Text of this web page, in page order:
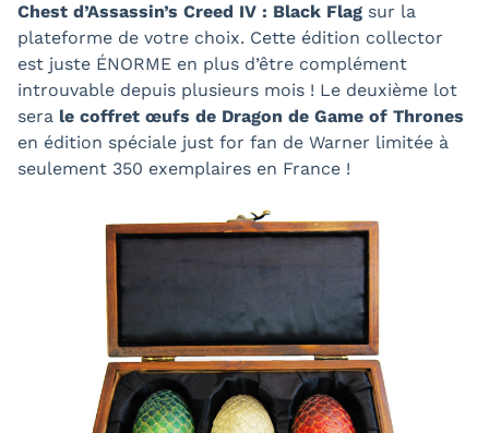
Chest d’Assassin’s Creed IV : Black Flag sur la
plateforme de votre choix. Cette édition collector
est juste ÉNORME en plus d’être complément
introuvable depuis plusieurs mois ! Le deuxième lot
sera le coffret œufs de Dragon de Game of Thrones
en édition spéciale just for fan de Warner limitée à
seulement 350 exemplaires en France !